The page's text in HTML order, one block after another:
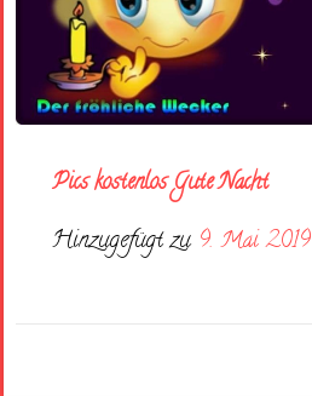
Pics kostenlos Gute Nacht
Hinzugefügt zu 9. Mai 2019